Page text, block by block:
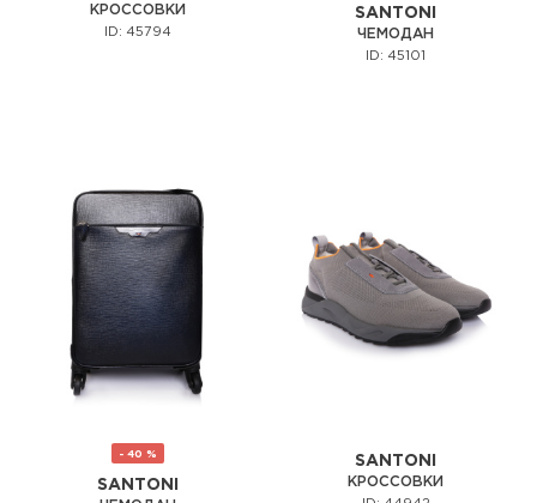
КРОССОВКИ
ID: 45794
SANTONI
ЧЕМОДАН
ID: 45101
- 40 %
SANTONI
SANTONI
КРОССОВКИ